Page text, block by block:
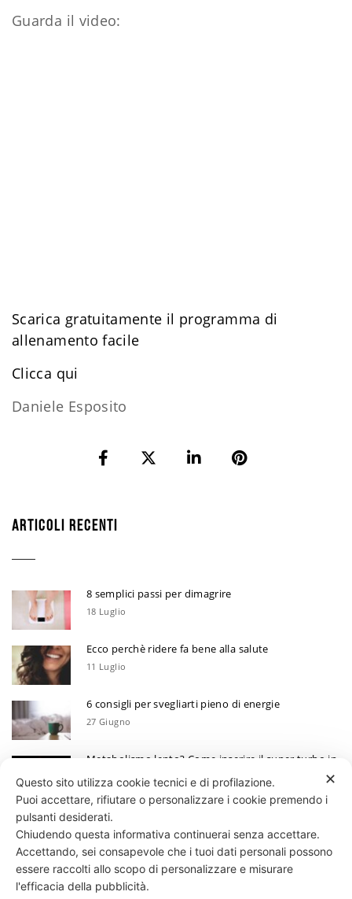
Guarda il video:
Scarica gratuitamente il programma di
allenamento facile
​Clicca qui
Daniele Esposito
ARTICOLI RECENTI
8 semplici passi per dimagrire
18 Luglio
Ecco perchè ridere fa bene alla salute
11 Luglio
6 consigli per svegliarti pieno di energie
27 Giugno
Metabolismo lento? Come inserire il super turbo in
13 Giugno
Ecco perchè devi annotare i tuoi progressi
30 Maggio
331 818 4777DANIELE ESPOSITO
✕
Questo sito utilizza cookie tecnici e di profilazione.
Puoi accettare, rifiutare o personalizzare i cookie premendo i
pulsanti desiderati.
Chiudendo questa informativa continuerai senza accettare.
Accettando, sei consapevole che i tuoi dati personali possono
essere raccolti allo scopo di personalizzare e misurare
l'efficacia della pubblicità.